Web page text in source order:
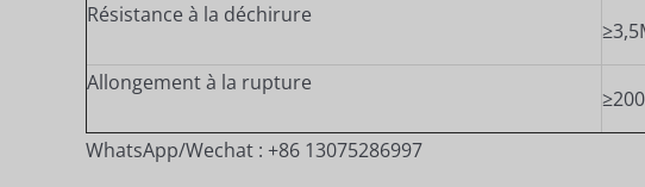
Résistance à la déchirure
Allongement à la rupture
WhatsApp/Wechat : +86 13075286997